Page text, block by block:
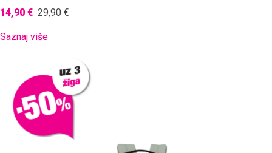
14,90 € 29,90 €
Saznaj više